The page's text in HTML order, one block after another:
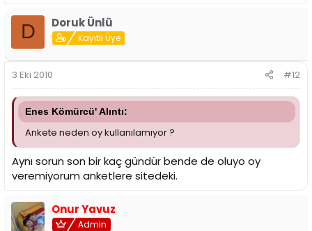
D Doruk Ünlü
Kayıtlı Üye
3 Eki 2010 #12
Enes Kömürcü' Alıntı:
Ankete neden oy kullanılamıyor ?
Aynı sorun son bir kaç gündür bende de oluyo oy
veremiyorum anketlere sitedeki.
Onur Yavuz
Admin